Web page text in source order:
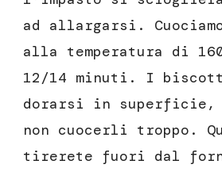
ad allargarsi.
alla temperatura di
12/14 minuti. I
dorarsi in superficie,
non cuocerli troppo.
tirerete fuori dal